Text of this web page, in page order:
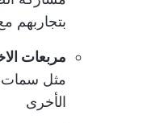
بتجاربهم
مربعات
مثل سمات
الأخرى